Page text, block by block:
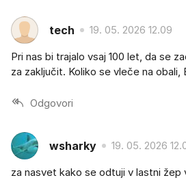
tech 19. 05. 2026 12.09
Pri nas bi trajalo vsaj 100 let, da se
za zaključit. Koliko se vleče na obali,
Odgovori
wsharky 19. 05. 2026
za nasvet kako se odtuji v lastni žep